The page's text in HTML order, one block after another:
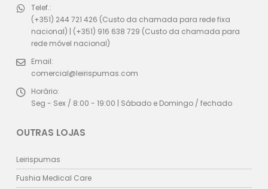
Telef.:
(+351) 244 721 426 (Custo da chamada para rede fixa
nacional) | (+351) 916 638 729 (Custo da chamada para
rede móvel nacional)
Email:
comercial@leirispumas.com
Horário:
Seg - Sex / 8:00 - 19:00 | Sábado e Domingo / fechado
OUTRAS LOJAS
Leirispumas
Fushia Medical Care